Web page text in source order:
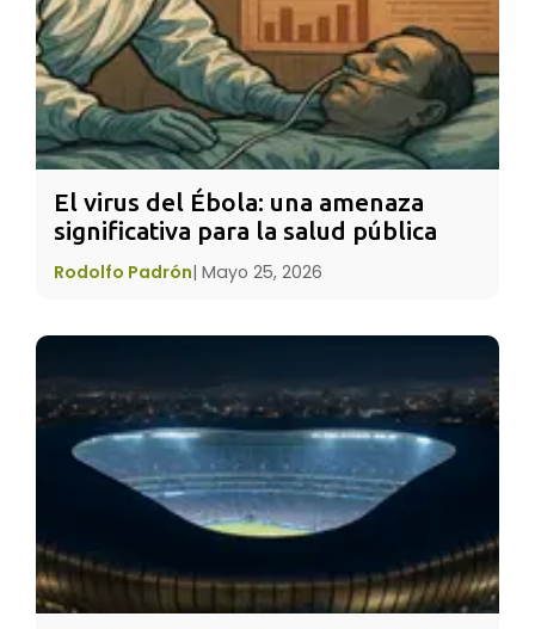
¿COMO PRETENDE ONU MUJERES CAMBIAR
ESTA REALIDAD?
Cada año, en el marco de esta
celebraciónONUMujeres trata de impulsar un
conjunto de medidas que logre equilibrar la
balanza en cuanto a la igualdad de género.
Algunas de estas medidas son las siguientes:
para que las
oportunidades que los varones, sino también,
para romper con posturas arcaicas que
impiden el progreso humano.
* Mejorar la calidad de la educación: Con el
objetivo de brindar mayor oportunidad de
desarrollo para lasniñasy prepararlas tanto
para la vida profesional como familiar.
El virus del Ébola: una amenaza
significativa para la salud pública
Rodolfo Padrón| Mayo 25, 2026